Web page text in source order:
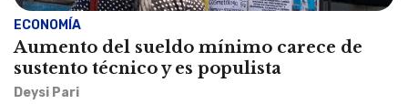
ECONOMÍA
Aumento del sueldo mínimo carece de
sustento técnico y es populista
Deysi Pari